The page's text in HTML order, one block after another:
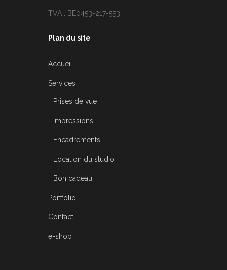
TVA : BE0453-217-553
Plan du site
Accueil
Services
Prises de vue
Impressions
Encadrements
Location du studio
Bon cadeau
Portfolio
Contact
e-shop